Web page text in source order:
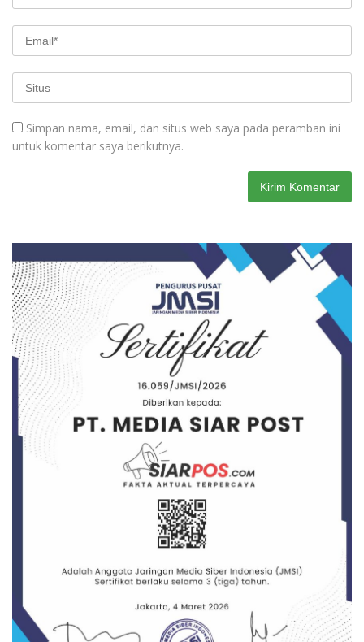
Simpan nama, email, dan situs web saya pada peramban ini
untuk komentar saya berikutnya.